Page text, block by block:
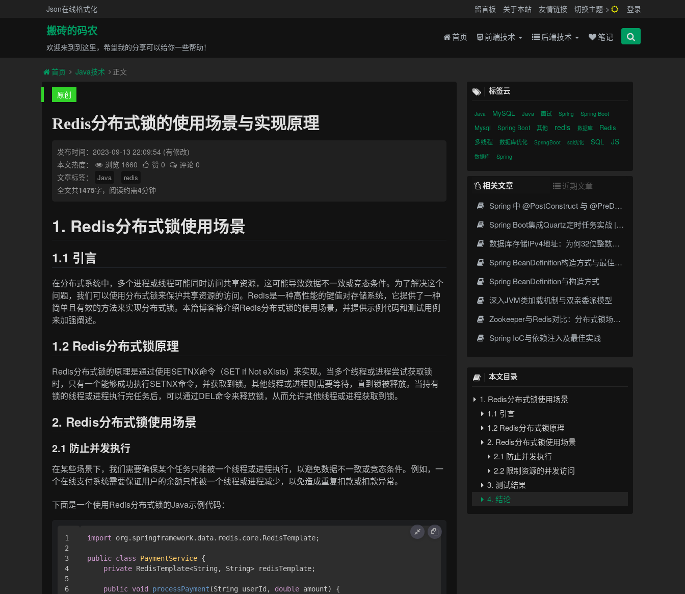
Json在线格式化 留言板 关于本站 友情链接 切换主题-> 登录
搬砖的码农
欢迎来到到这里，希望我的分享可以给你一些帮助！
首页 前端技术 后端技术 笔记
首页 Java技术 正文
原创
Redis分布式锁的使用场景与实现原理
发布时间：2023-09-13 22:09:54 (有修改)
本文热度：
浏览 1660 赞 0
评论 0
文章标签：
Java redis
全文共1475字，阅读约需4分钟
1. Redis分布式锁使用场景
1.1 引言
在分布式系统中，多个进程或线程可能同时访问共享资源，这可能导致数据不一致或竞态条件。为了解决这个
问题，我们可以使用分布式锁来保护共享资源的访问。Redis是一种高性能的键值对存储系统，它提供了一种
简单且有效的方法来实现分布式锁。本篇博客将介绍Redis分布式锁的使用场景，并提供示例代码和测试用例
来加强阐述。
1.2 Redis分布式锁原理
Redis分布式锁的原理是通过使用SETNX命令（SET if Not eXists）来实现。当多个线程或进程尝试获取锁
时，只有一个能够成功执行SETNX命令，并获取到锁。其他线程或进程则需要等待，直到锁被释放。当持有
锁的线程或进程执行完任务后，可以通过DEL命令来释放锁，从而允许其他线程或进程获取到锁。
2. Redis分布式锁使用场景
2.1 防止并发执行
在某些场景下，我们需要确保某个任务只能被一个线程或进程执行，以避免数据不一致或竞态条件。例如，一
个在线支付系统需要保证用户的余额只能被一个线程或进程减少，以免造成重复扣款或扣款异常。
下面是一个使用Redis分布式锁的Java示例代码：
1
2
3
4
5
6
import org.springframework.data.redis.core.RedisTemplate;
public class PaymentService {
private RedisTemplate<String, String> redisTemplate;
public void processPayment (String userId, double amount)
{
标签云
Java MySQL Java 面试 Spring Spring Boot
Mysql Spring Boot 其他 redis 数据库 Redis
多线程 数据库优化 SpringBoot sql优化 SQL JS
数据库 Spring
相关文章
近期文章
Spring 中 @PostConstruct 与 @PreDestroy 的完整与实战
Spring Boot集成Quartz定时任务实战 | Cron表达式详解
数据库存储IPv4地址：为何32位整数优于字符串 | 性能分析
Spring BeanDefinition构造方式与最佳实践
Spring BeanDefinition与构造方式
深入JVM类加载机制与双亲委派模型
Zookeeper与Redis对比：分布式锁场景下的架构选择
Spring IoC与依赖注入及最佳实践
本文目录
1. Redis分布式锁使用场景
1.1 引言
1.2 Redis分布式锁原理
2. Redis分布式锁使用场景
2.1 防止并发执行
2.2 限制资源的并发访问
3. 测试结果
4. 结论